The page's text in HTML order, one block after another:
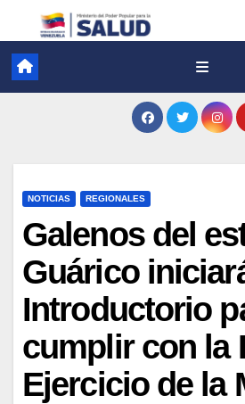
NOTICIAS REGIONALES
Galenos del
Guárico
Introductorio
cumplir con la
Ejercicio de la